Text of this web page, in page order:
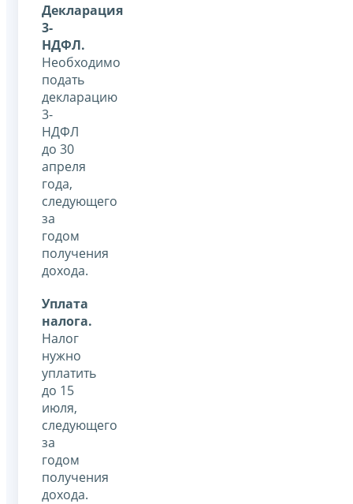
Декларация
3-
НДФЛ.
Необходимо
подать
декларацию
3-
НДФЛ
до 30
апреля
года,
следующего
за
годом
получения
дохода.
Уплата
налога.
Налог
нужно
уплатить
до 15
июля,
следующего
за
годом
получения
дохода.